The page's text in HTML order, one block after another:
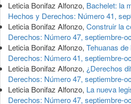
Leticia Bonifaz Alfonzo, Bachelet: la
Hechos y Derechos: Número 41,
Leticia Bonifaz Alfonzo, Construir la
Derechos: Número 47, septiembre-
Leticia Bonifaz Alfonzo, Tehuanas
Derechos: Número 41, septiembre-
Leticia Bonifaz Alfonzo, ¿Derechos
Derechos: Número 47, septiembre-
Leticia Bonifaz Alfonzo, La nueva
Derechos: Número 47, septiembre-